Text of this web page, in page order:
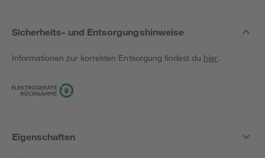
Sicherheits- und Entsorgungshinweise
Informationen zur korrekten Entsorgung findest du hier.
Eigenschaften